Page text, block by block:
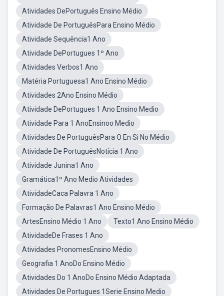
Atividades DePortuguês Ensino Médio
Atividade De PortuguêsPara Ensino Médio
Atividade Sequência1 Ano
Atividade DePortugues 1º Ano
Atividades Verbos1 Ano
Matéria Portuguesa1 Ano Ensino Médio
Atividades 2Ano Ensino Médio
Atividade DePortugues 1 Ano Ensino Medio
Atividade Para 1 AnoEnsinoo Medio
Atividades De PortuguêsPara O En Si No Médio
Atividade De PortuguêsNotícia 1 Ano
Atividade Junina1 Ano
Gramática1º Ano Medio Atividades
AtividadeCaca Palavra 1 Ano
Formação De Palavras1 Ano Ensino Médio
ArtesEnsino Médio 1 Ano
Texto1 Ano Ensino Médio
AtividadeDe Frases 1 Ano
Atividades PronomesEnsino Médio
Geografia 1 AnoDo Ensino Médio
Atividades Do 1 AnoDo Ensino Médio Adaptada
Atividades De Portugues 1Serie Ensino Medio